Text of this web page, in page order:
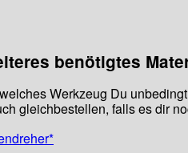
benötigtes
Werkzeug Du
gleichbestellen, falls es dir